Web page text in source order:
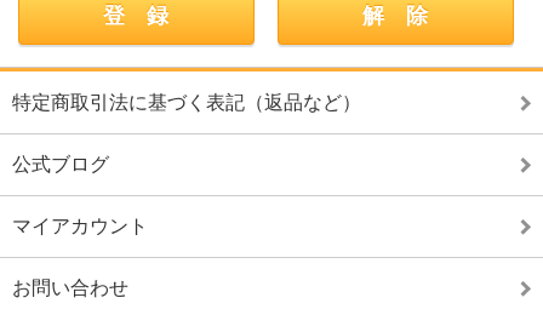
特定商取引法に基づく表記（返品など）
公式ブログ
マイアカウント
お問い合わせ